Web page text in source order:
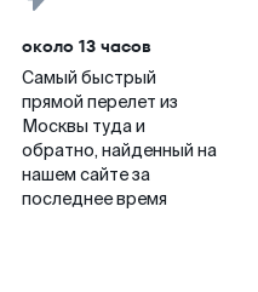
около 13 часов
Самый быстрый
прямой перелет из
Москвы туда и
обратно, найденный на
нашем сайте за
последнее время